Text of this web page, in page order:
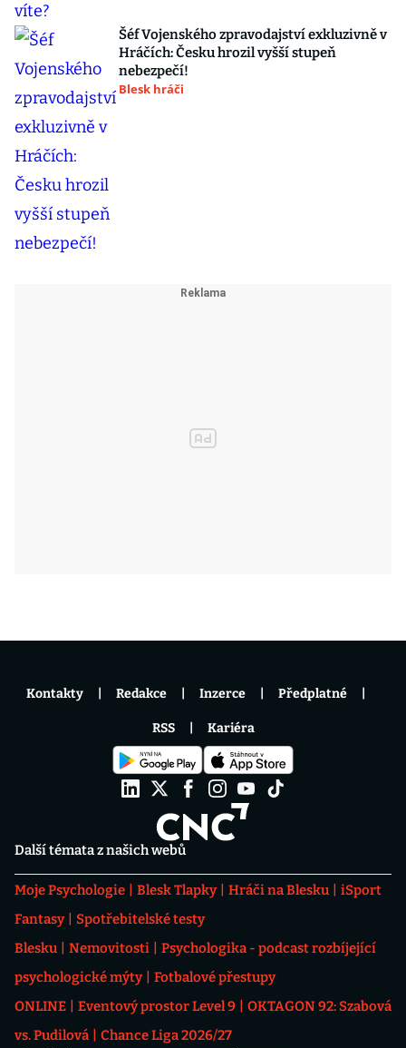
Šéf Vojenského zpravodajství exkluzivně v
Hráčích: Česku hrozil vyšší stupeň
nebezpečí!
Blesk hráči
Další témata z našich webů
Moje Psychologie Blesk Tlapky Hráči na Blesku
iSport
Fantasy
Spotřebitelské testy
Blesku
Nemovitosti
Psychologika - podcast rozbíjející
psychologické mýty
Fotbalové přestupy
ONLINE
Eventový prostor Level 9
OKTAGON 92: Szabová
vs. Pudilová
Chance Liga 2026/27
Kontakty Redakce Inzerce Předplatné
RSS Kariéra